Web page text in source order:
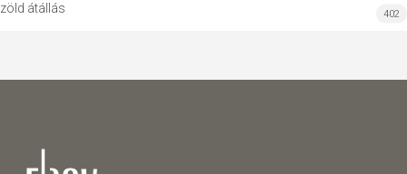
zöld átállás 402